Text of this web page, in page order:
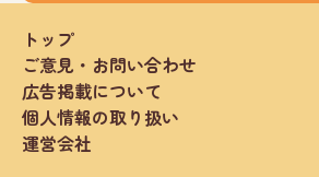
トップ
ご意見・お問い合わせ
広告掲載について
個人情報の取り扱い
運営会社